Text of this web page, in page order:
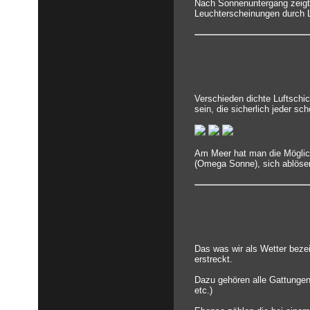
Nach Sonnenuntergang
Leuchterscheinungen
Verschieden dichte
sein, die sicherlich jeder
Am Meer hat man die
(Omega Sonne), sich
Das was wir als Wetter
erstreckt.
Dazu gehören alle
etc.)